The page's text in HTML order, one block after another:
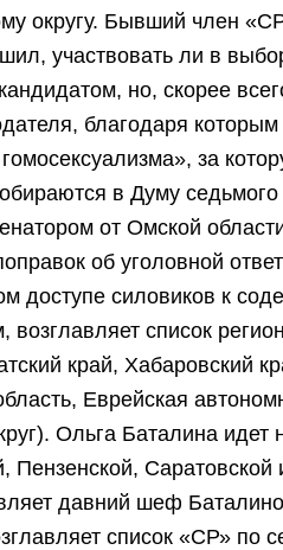
округу. Бывший член
участвовать ли в
но, скорее
благодаря
за
в Думу
от Омской
об уголовной
доступе силовиков к
возглавляет список
край, Хабаровский
Еврейская
Ольга Баталина идет
Пензенской,
давний шеф
список «СР» по